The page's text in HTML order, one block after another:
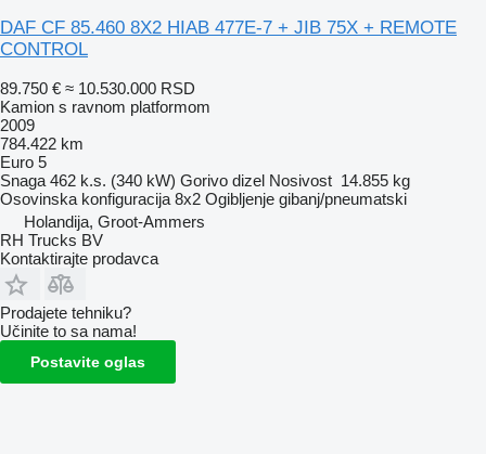
DAF CF 85.460 8X2 HIAB 477E-7 + JIB 75X + REMOTE
CONTROL
89.750 € ≈ 10.530.000 RSD
Kamion s ravnom platformom
2009
784.422 km
Euro 5
Snaga 462 k.s. (340 kW) Gorivo dizel Nosivost 14.855 kg
Osovinska konfiguracija 8x2 Ogibljenje gibanj/pneumatski
Holandija, Groot-Ammers
RH Trucks BV
Kontaktirajte prodavca
Prodajete tehniku?
Učinite to sa nama!
Postavite oglas